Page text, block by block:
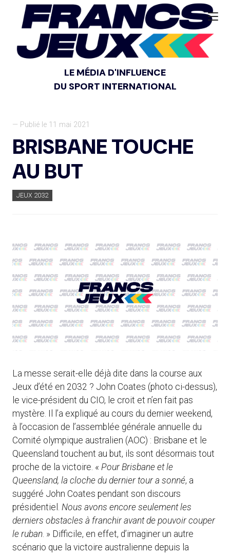
LE MÉDIA D'INFLUENCE
DU SPORT INTERNATIONAL
— Publié le 11 mai 2021
BRISBANE TOUCHE
AU BUT
JEUX 2032
La messe serait-elle déjà dite dans la course aux
Jeux d’été en 2032 ? John Coates (photo ci-dessus),
le vice-président du CIO, le croit et n’en fait pas
mystère. Il l’a expliqué au cours du dernier weekend,
à l’occasion de l’assemblée générale annuelle du
Comité olympique australien (AOC) : Brisbane et le
Queensland touchent au but, ils sont désormais tout
proche de la victoire. « Pour Brisbane et le
Queensland, la cloche du dernier tour a sonné, a
suggéré John Coates pendant son discours
présidentiel. Nous avons encore seulement les
derniers obstacles à franchir avant de pouvoir couper
le ruban. » Difficile, en effet, d’imaginer un autre
scénario que la victoire australienne depuis la